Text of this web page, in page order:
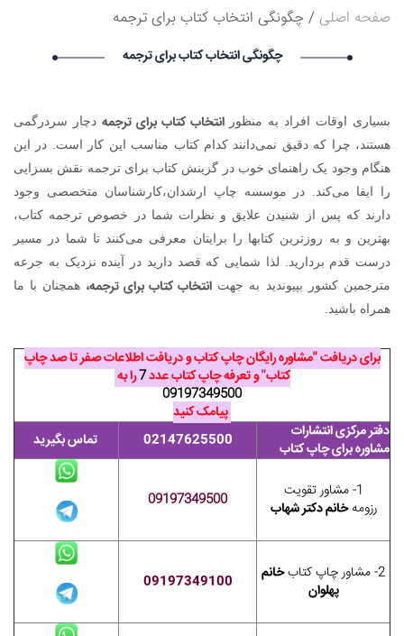
Mejdynarodnie plateji_ftei Mejdynarodnie plateji_ftei گرامی :
Narkolog na dom_mmkl Narkolog na dom_mmkl گرامی :
درخواست استخدام شما با موفقیت انجام شد ساعت ۱:۱:۶ تاریخ
۱۴۰۵/۵/۱۵
صفحه اصلی چگونگی انتخاب کتاب برای ترجمه
چگونگی انتخاب کتاب برای ترجمه
بسیاری اوقات افراد به منظورانتخاب کتاب برای ترجمه دچار سردرگمی
هستند، چرا که دقیق نمی‌دانند کدام کتاب مناسب این کار است. در این
هنگام وجود یک راهنمای خوب در گزینش کتاب برای ترجمه نقش بسزایی
را ایفا می‌کند. در موسسه چاپ ارشدان،کارشناسان متخصصی وجود
دارند که پس از شنیدن علایق و نظرات شما در خصوص ترجمه کتاب،
بهترین و به روزترین کتابها را برایتان معرفی می‌کنند تا شما در مسیر
درست قدم بردارید. لذا شمایی که قصد دارید در آینده نزدیک به جرعه
مترجمین کشور بپیوندید به جهت انتخاب کتاب برای ترجمه، همچنان با ما
همراه باشید.
برای دریافت "مشاوره رایگان چاپ کتاب و دریافت اطلاعات صفر تا صد چاپ
کتاب" و تعرفه چاپ کتاب عدد7را به
09197349500
پیامک کنید
دفتر مرکزی انتشارات
مشاوره برای چاپ کتاب
02147625500 تماس بگیرید
1- مشاور تقویت
رزومهخانم دکتر شهاب 09197349500
2- مشاور چاپ کتاب
خانم
پهلوان
09197349100